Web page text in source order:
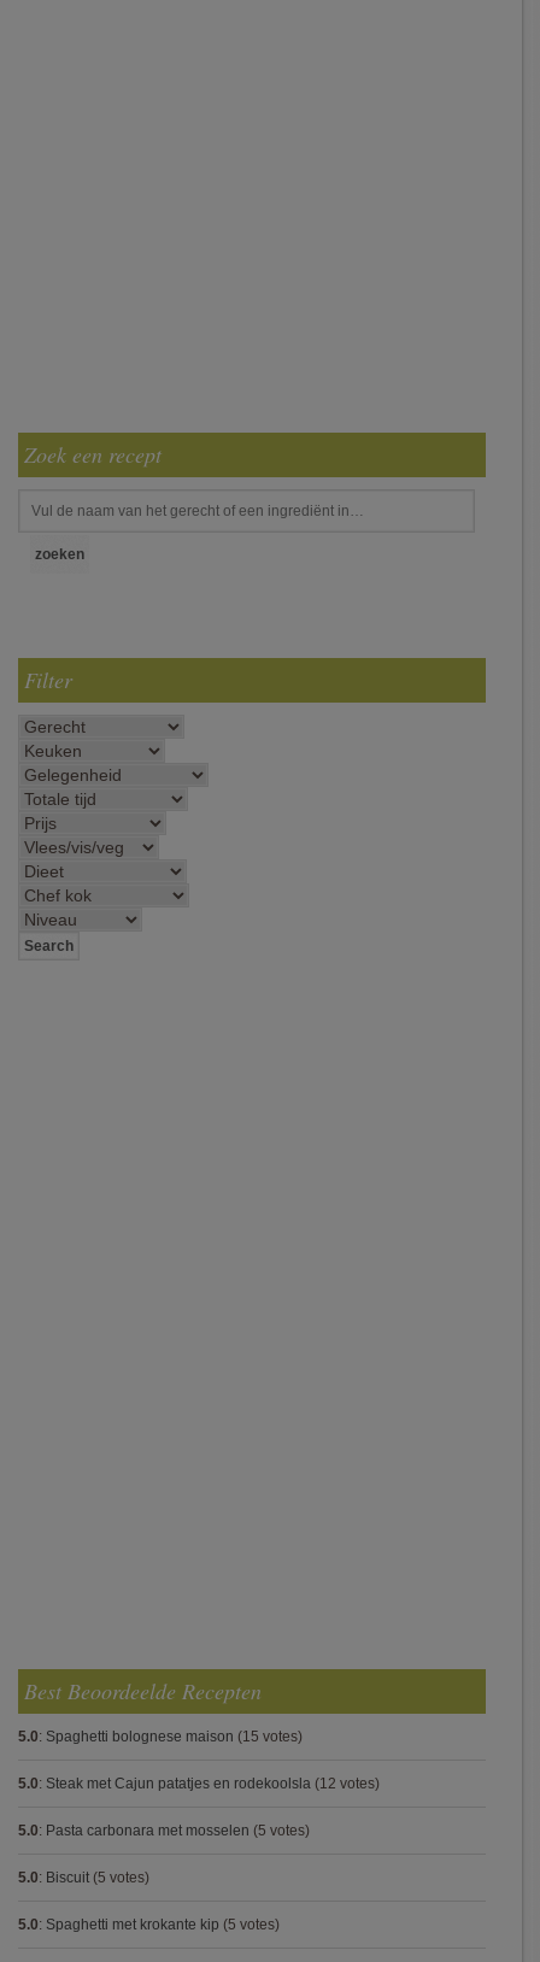
Zoek een recept
Filter
Best Beoordeelde Recepten
5.0: Spaghetti bolognese maison (15 votes)
5.0: Steak met Cajun patatjes en rodekoolsla (12 votes)
5.0: Pasta carbonara met mosselen (5 votes)
5.0: Biscuit (5 votes)
5.0: Spaghetti met krokante kip (5 votes)